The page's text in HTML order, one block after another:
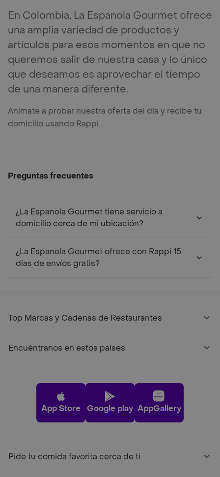
En Colombia, La Espanola Gourmet ofrece
una amplia variedad de productos y
artículos para esos momentos en que no
queremos salir de nuestra casa y lo único
que deseamos es aprovechar el tiempo
de una manera diferente.
Anímate a probar nuestra oferta del día y recibe tu
domicilio usando Rappi.
Preguntas frecuentes
¿La Espanola Gourmet tiene servicio a
domicilio cerca de mi ubicación?
¿La Espanola Gourmet ofrece con Rappi 15
días de envíos gratis?
Top Marcas y Cadenas de Restaurantes
Encuéntranos en estos países
App Store Google play AppGallery
Pide tu comida favorita cerca de ti